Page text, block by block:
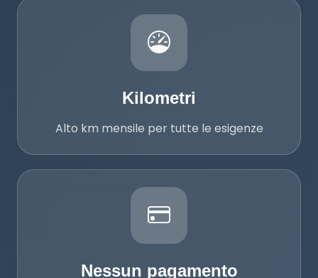
Kilometri
Kilometri
Alto km mensile per tutte le esigenze
Nessun pagamento
Nessun pagamento